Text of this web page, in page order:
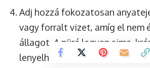
Adj hozzá fokozatosan
vagy forralt vizet, amíg el nem
állagot. A püré legyen sima,
lenyelhető.